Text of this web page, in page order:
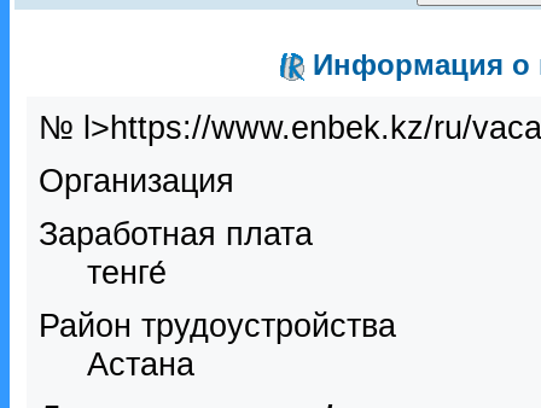
Информация о
№ l>https://www.enbek.kz/ru/
Организация
Заработная плата
тенге́
Район трудоустройства
Астана